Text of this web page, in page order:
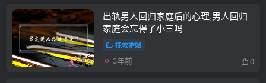
出轨男人回归家庭后的心理,男人回归
家庭会忘得了小三吗
挽救婚姻
3年前 0